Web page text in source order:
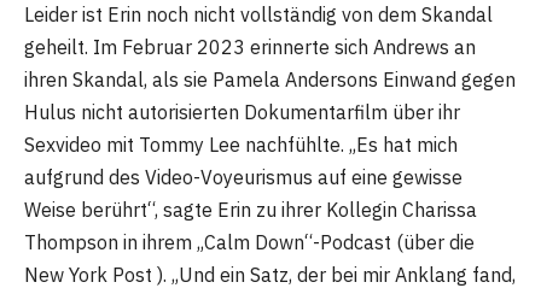
Leider ist Erin noch nicht vollständig von dem Skandal
geheilt. Im Februar 2023 erinnerte sich Andrews an
ihren Skandal, als sie Pamela Andersons Einwand gegen
Hulus nicht autorisierten Dokumentarfilm über ihr
Sexvideo mit Tommy Lee nachfühlte. „Es hat mich
aufgrund des Video-Voyeurismus auf eine gewisse
Weise berührt“, sagte Erin zu ihrer Kollegin Charissa
Thompson in ihrem „Calm Down“-Podcast (über die
New York Post ). „Und ein Satz, der bei mir Anklang fand,